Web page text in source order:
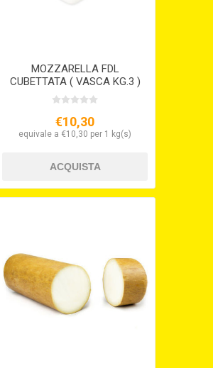
MOZZARELLA FDL
CUBETTATA ( VASCA KG.3 )
€10,30
equivale a €10,30 per 1 kg(s)